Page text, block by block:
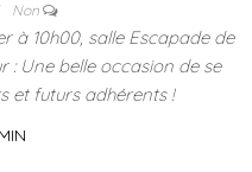
Non
à 10h00, salle Escapade de
: Une belle occasion de se
et futurs adhérents !